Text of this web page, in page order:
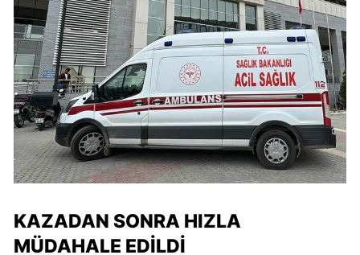
KAZADAN SONRA HIZLA
MÜDAHALE EDILDI